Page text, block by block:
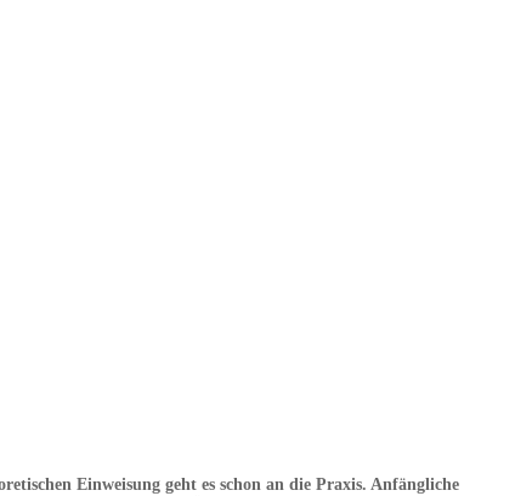
Einweisung geht es schon an die Praxis. Anfängliche